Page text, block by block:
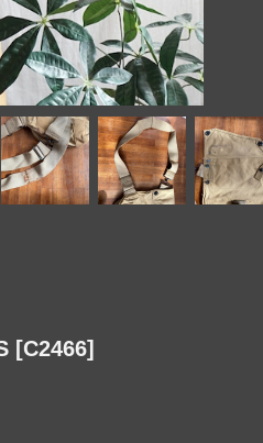
[C2466]